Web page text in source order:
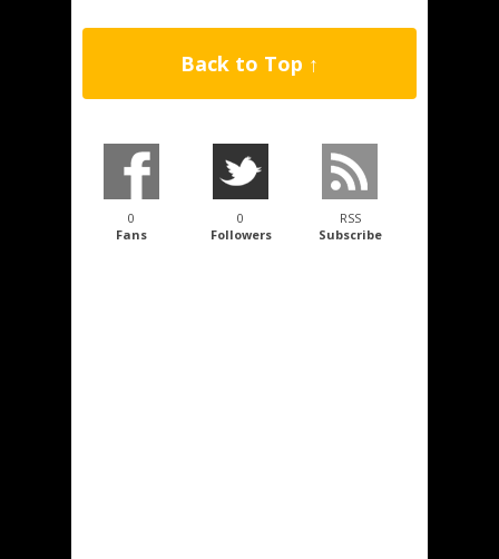
Back to Top ↑
0
Fans
0
Followers
RSS
Subscribe